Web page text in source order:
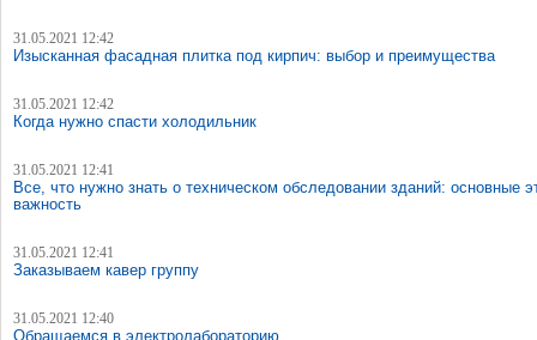
31.05.2021 12:42
Изысканная фасадная плитка под кирпич: выбор и преимущества
31.05.2021 12:42
Когда нужно спасти холодильник
31.05.2021 12:41
Все, что нужно знать о техническом обследовании зданий: основные
важность
31.05.2021 12:41
Заказываем кавер группу
31.05.2021 12:40
Обращаемся в электролабораторию